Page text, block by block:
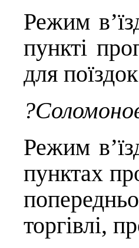
Режим
пункті
для
Режим
пунктах
торгівлі,